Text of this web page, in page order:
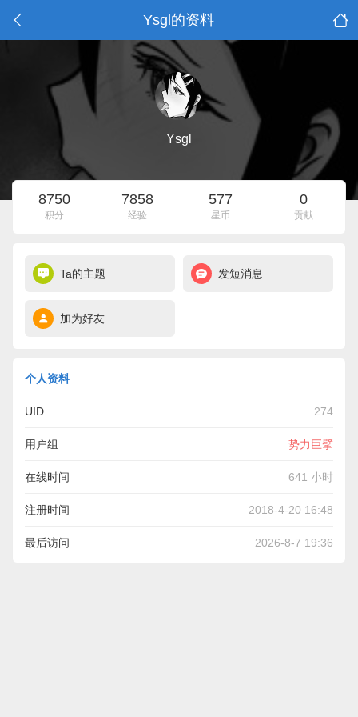
Ysgl的资料
Ysgl
8750
积分
7858
经验
577
星币
0
贡献
Ta的主题 发短消息
加为好友
个人资料
UID 274
用户组 势力巨擘
在线时间 641 小时
注册时间 2018-4-20 16:48
最后访问 2026-8-7 19:36